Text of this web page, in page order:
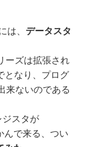
は、データスタ
ーズは拡張され
となり、プログ
来ないのである
スタが
んで来る、つい